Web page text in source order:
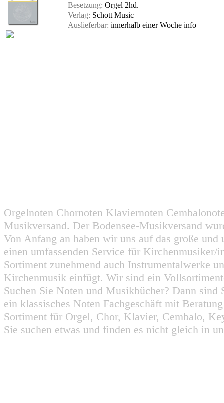
Besetzung: Orgel 2hd.
Verlag: Schott Music
Auslieferbar: innerhalb einer Woche info
Orgelnoten Chornoten Klaviernoten
Musikversand. Der Bodensee-Musikversand
Von Anfang an haben wir uns auf das große
einen umfassenden Service für
Sortiment zunehmend auch Instrumentalwerke
Kirchenmusik einfügt. Wir sind ein
Suchen Sie Noten und Musikbücher? Dann
ein klassisches Noten Fachgeschäft mit
Sortiment für Orgel, Chor, Klavier, Cembalo,
Sie suchen etwas und finden es nicht gleich in